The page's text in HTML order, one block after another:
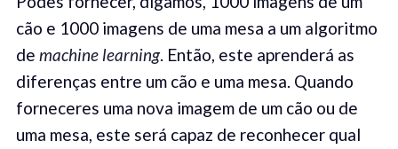
cão e 1000 imagens de uma mesa a um algoritmo
de machine learning. Então, este aprenderá as
diferenças entre um cão e uma mesa. Quando
forneceres uma nova imagem de um cão ou de
uma mesa, este será capaz de reconhecer qual